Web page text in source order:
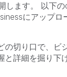
します。 以下
にアップロ
切り口で、ビ
詳細を掘り下